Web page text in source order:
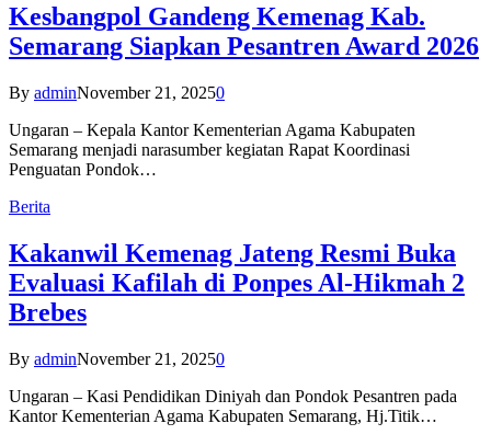
Kesbangpol Gandeng Kemenag Kab.
Semarang Siapkan Pesantren Award 2026
By adminNovember 21, 20250
Ungaran – Kepala Kantor Kementerian Agama Kabupaten
Semarang menjadi narasumber kegiatan Rapat Koordinasi
Penguatan Pondok…
Berita
Kakanwil Kemenag Jateng Resmi Buka
Evaluasi Kafilah di Ponpes Al-Hikmah 2
Brebes
By adminNovember 21, 20250
Ungaran – Kasi Pendidikan Diniyah dan Pondok Pesantren pada
Kantor Kementerian Agama Kabupaten Semarang, Hj.Titik…